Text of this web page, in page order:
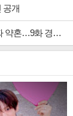
공개
권 사수 작전 예고